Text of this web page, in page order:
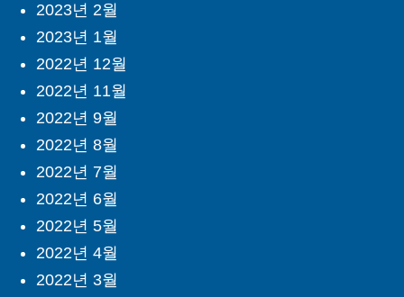
2023년 2월
2023년 1월
2022년 12월
2022년 11월
2022년 9월
2022년 8월
2022년 7월
2022년 6월
2022년 5월
2022년 4월
2022년 3월